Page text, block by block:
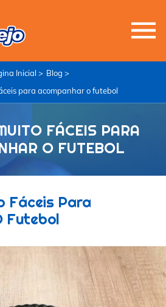
Inicial > Blog >
para acompanhar o futebol
FÁCEIS PARA
O FUTEBOL
Fáceis Para
Futebol